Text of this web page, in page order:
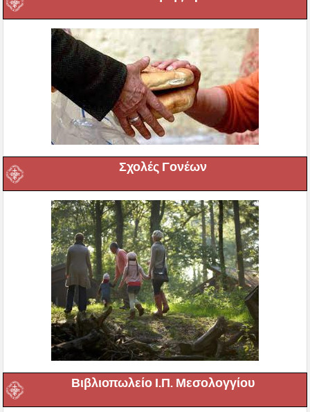
Σχολές Γονέων
Βιβλιοπωλείο Ι.Π. Μεσολογγίου